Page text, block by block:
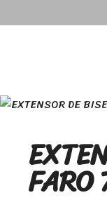
FARO